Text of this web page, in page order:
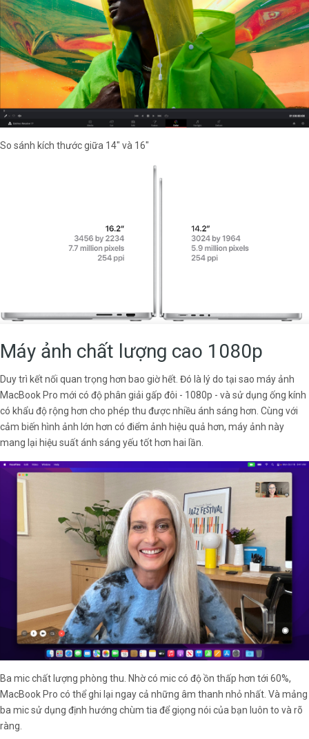
So sánh kích thước giữa 14" và 16"
Máy ảnh chất lượng cao 1080p
Duy trì kết nối quan trọng hơn bao giờ hết. Đó là lý do tại sao máy ảnh
MacBook Pro mới có độ phân giải gấp đôi - 1080p - và sử dụng ống kính
có khẩu độ rộng hơn cho phép thu được nhiều ánh sáng hơn. Cùng với
cảm biến hình ảnh lớn hơn có điểm ảnh hiệu quả hơn, máy ảnh này
mang lại hiệu suất ánh sáng yếu tốt hơn hai lần.
Ba mic chất lượng phòng thu. Nhờ có mic có độ ồn thấp hơn tới 60%,
MacBook Pro có thể ghi lại ngay cả những âm thanh nhỏ nhất. Và mảng
ba mic sử dụng định hướng chùm tia để giọng nói của bạn luôn to và rõ
ràng.